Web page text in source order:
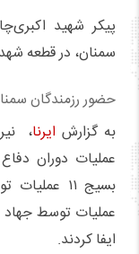
پیکر شهید
سمنان، در قطعه
حضور رزمندگان سمنان در ۵۵ عملیات
به گزارش ایرنا
عملیات توسط
ایفا کردند.